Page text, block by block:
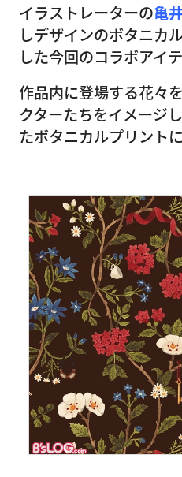
イラストレーターの亀
しデザインのボタニカ
した今回のコラボアイテ
作品内に登場する花々
クターたちをイメージ
たボタニカルプリント